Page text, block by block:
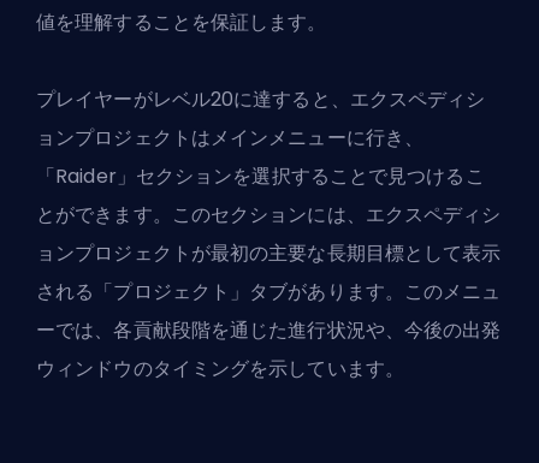
値を理解することを保証します。
プレイヤーがレベル20に達すると、エクスペディシ
ョンプロジェクトはメインメニューに行き、
「Raider」セクションを選択することで見つけるこ
とができます。このセクションには、エクスペディシ
ョンプロジェクトが最初の主要な長期目標として表示
される「プロジェクト」タブがあります。このメニュ
ーでは、各貢献段階を通じた進行状況や、今後の出発
ウィンドウのタイミングを示しています。